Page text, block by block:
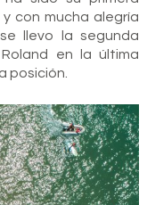
con mucha alegría
llevo la segunda
en la última
posición.